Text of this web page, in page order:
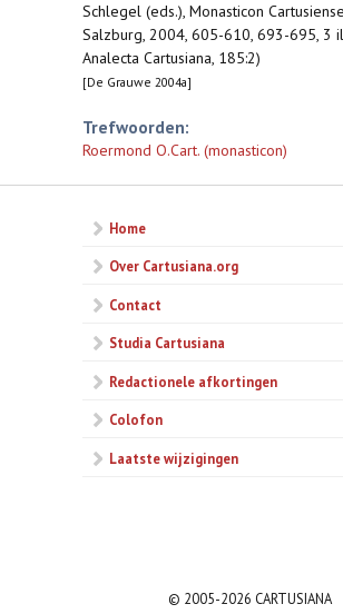
Schlegel (eds.), Monasticon
Salzburg, 2004, 605-610, 693-695, 3
Analecta Cartusiana, 185:2)
[De Grauwe 2004a]
Trefwoorden:
Roermond O.Cart. (monasticon)
Home
Over Cartusiana.org
Contact
Studia Cartusiana
Redactionele afkortingen
Colofon
Laatste wijzigingen
© 2005-2026 CARTUSIANA